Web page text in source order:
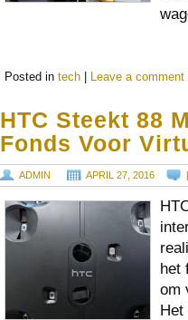
Posted in tech Leave a comment
HTC Steekt 88
Fonds Voor
ADMIN APRIL 27, 2016
het
om